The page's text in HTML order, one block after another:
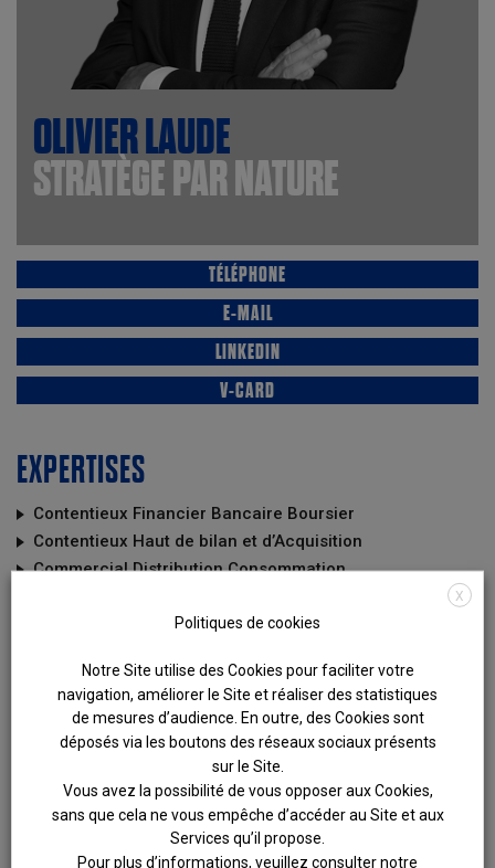
OLIVIER LAUDE
STRATÈGE PAR NATURE
TÉLÉPHONE
E-MAIL
LINKEDIN
V-CARD
EXPERTISES
Contentieux Financier Bancaire Boursier
Contentieux Haut de bilan et d’Acquisition
Commercial Distribution Consommation
Entreprises en difficulté
Arbitrage
FORMATION
Prestation de serment (1989)
DEA Droit des Affaires, Université Paris I Panthéon-
X
Politiques de cookies
Notre Site utilise des Cookies pour faciliter votre
navigation, améliorer le Site et réaliser des statistiques
de mesures d’audience. En outre, des Cookies sont
déposés via les boutons des réseaux sociaux présents
sur le Site.
Vous avez la possibilité de vous opposer aux Cookies,
sans que cela ne vous empêche d’accéder au Site et aux
Services qu’il propose.
Pour plus d’informations, veuillez consulter notre